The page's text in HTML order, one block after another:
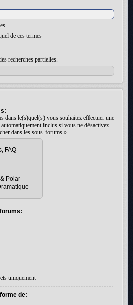
de ces termes
recherches partielles.
dans le(s)quel(s) vous souhaitez effectuer une
inclus si vous ne désactivez
dans les sous-forums ».
uniquement
de: